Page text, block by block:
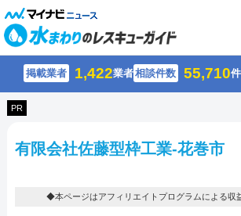
掲載業者 1,422業者相談件数 55,710
PR
有限会社佐藤型枠工業-花巻市
◆本ページはアフィリエイトプログラムによる収